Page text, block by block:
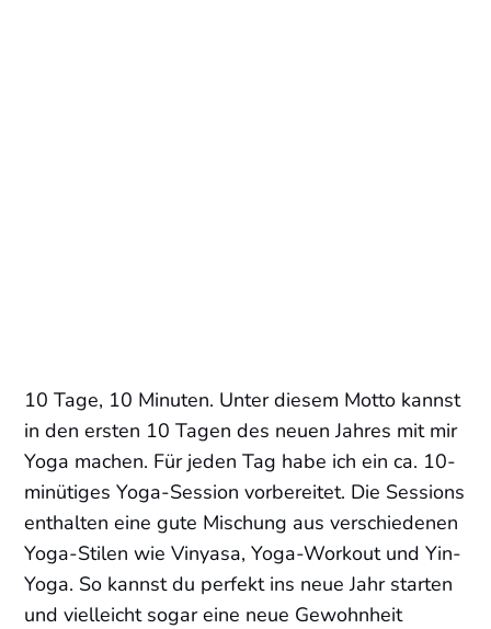
10 Tage, 10 Minuten. Unter diesem Motto kannst
in den ersten 10 Tagen des neuen Jahres mit mir
Yoga machen. Für jeden Tag habe ich ein ca. 10-
minütiges Yoga-Session vorbereitet. Die Sessions
enthalten eine gute Mischung aus verschiedenen
Yoga-Stilen wie Vinyasa, Yoga-Workout und Yin-
Yoga. So kannst du perfekt ins neue Jahr starten
und vielleicht sogar eine neue Gewohnheit